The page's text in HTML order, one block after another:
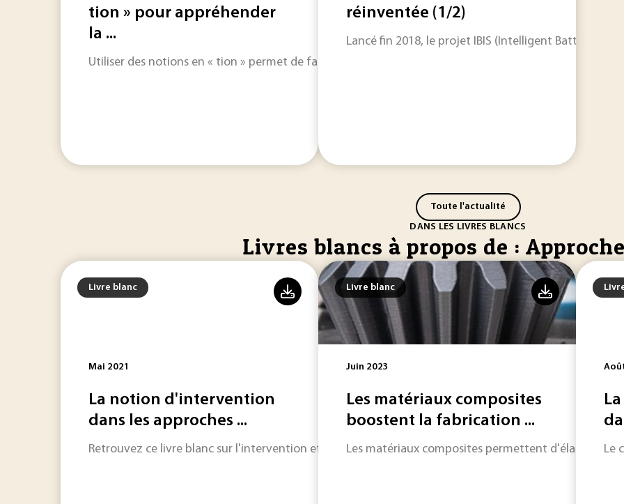
tion » pour appréhender
la ...
Utiliser des notions en « tion » permet de faciliter l’appréhension des aspects intrinsèque et
réinventée (1/2)
Lancé fin 2018, le projet IBIS (Intelligent Battery
Toute l'actualité
DANS LES LIVRES BLANCS
Livres blancs à propos de :
Livre blanc
Mai 2021
La notion d'intervention
dans les approches ...
Retrouvez ce livre blanc sur l'intervention et la gestion des risques.
Livre blanc
Juin 2023
Les matériaux composites
boostent la fabrication ...
Les matériaux composites permettent d'élargir laLe